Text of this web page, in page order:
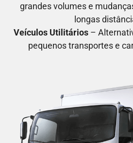
grandes volumes e
longas
Veículos Utilitários–
pequenos transportes e